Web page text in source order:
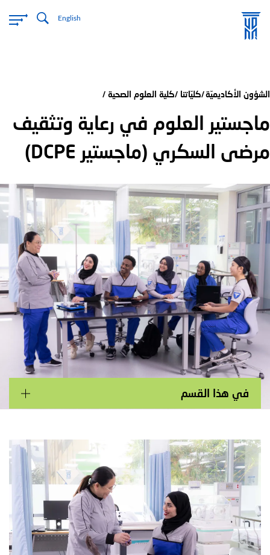
English
الشؤون الأكاديميّة كليّاتنا كلية العلوم الصحية
ماجستير العلوم في رعاية وتثقيف
مرضى السكري (ماجستير DCPE)
في هذا القسم